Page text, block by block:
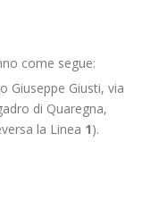
come segue:
Giuseppe Giusti, via
di Quaregna,
la Linea 1).